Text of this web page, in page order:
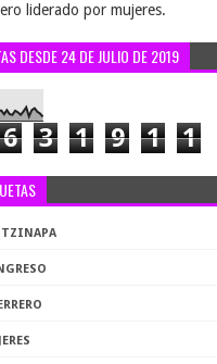
liderado por mujeres.
DESDE 24 DE JULIO DE 2019
6 3 1 9 1 1